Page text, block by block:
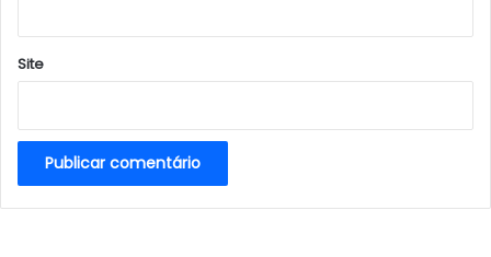
Site